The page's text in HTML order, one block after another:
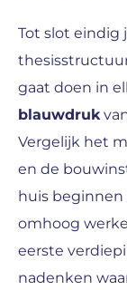
Tot slot eindig
gaat doen in
blauwdruk
Vergelijk het
en de
huis
omhoog
eerste
nadenken